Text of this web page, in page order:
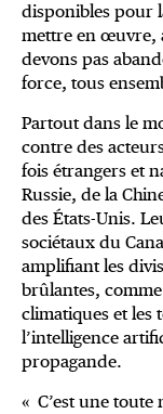
disponibles pour
mettre en œuvre,
devons pas
force, tous
Partout dans le
contre des
fois étrangers et
Russie, de la
des États-Unis.
sociétaux du
amplifiant les
brûlantes,
climatiques et les
l’intelligence
propagande.
« C’est une